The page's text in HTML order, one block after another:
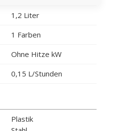
1,2 Liter
1 Farben
Ohne Hitze kW
0,15 L/Stunden
Plastik